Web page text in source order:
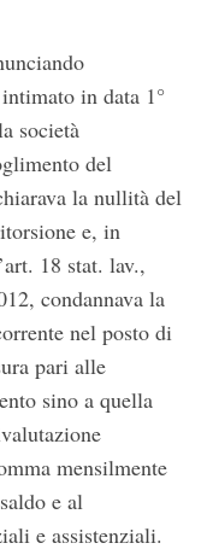
in data 1°
società
del
la nullità del
e, in
18 stat. lav.,
condannava la
nel posto di
pari alle
sino a quella
mensilmente
e al
e assistenziali.